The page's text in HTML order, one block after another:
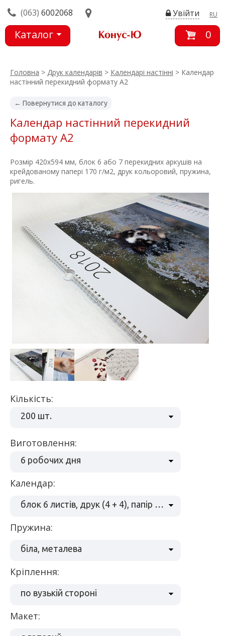
(063) 6002068 RU
Увійти
Каталог
0
Головна > Друк календарів > Календарі настінні > Календар
настінний перекидний формату А2
← Повернутися до каталогу
Календар настінний перекидний
формату А2
Розмір 420х594 мм, блок 6 або 7 перекидних аркушів на
крейдованому папері 170 г/м2, друк кольоровий, пружина,
ригель.
Кількість:
200 шт.
Виготовлення:
6 робочих дня
Календар:
блок 6 листів, друк (4 + 4), папір 170 г/м2
пружина:
біла, металева
кріплення:
по вузькій стороні
макет: